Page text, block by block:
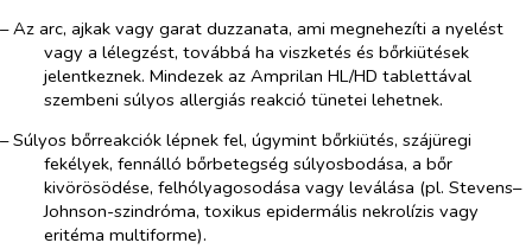
– Az arc, ajkak vagy garat duzzanata, ami megnehezíti a nyelést
vagy a lélegzést, továbbá ha viszketés és bőrkiütések
jelentkeznek. Mindezek az Amprilan HL/HD tablettával
szembeni súlyos allergiás reakció tünetei lehetnek.
– Súlyos bőrreakciók lépnek fel, úgymint bőrkiütés, szájüregi
fekélyek, fennálló bőrbetegség súlyosbodása, a bőr
kivörösödése, felhólyagosodása vagy leválása (pl. Stevens–
Johnson-szindróma, toxikus epidermális nekrolízis vagy
eritéma multiforme).